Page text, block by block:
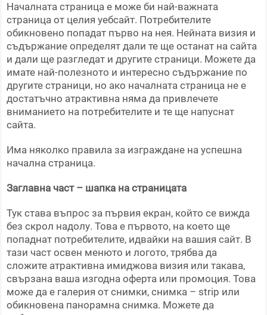
Началната страница е може би най-важната
страница от целия уебсайт. Потребителите
обикновено попадат първо на нея. Нейната визия и
съдържание определят дали те ще останат на сайта
и дали ще разгледат и другите страници. Можете да
имате най-полезното и интересно съдържание по
другите страници, но ако началната страница не е
достатъчно атрактивна няма да привлечете
вниманието на потребителите и те ще напуснат
сайта.
Има няколко правила за изграждане на успешна
начална страница.
Заглавна част – шапка на страницата
Тук става въпрос за първия екран, който се вижда
без скрол надолу. Това е първото, на което ще
попаднат потребителите, идвайки на вашия сайт. В
тази част освен менюто и логото, трябва да
сложите атрактивна имиджова визия или такава,
свързана ваша изгодна оферта или промоция. Това
може да е галерия от снимки, снимка – strip или
обикновена панорамна снимка. Можете да